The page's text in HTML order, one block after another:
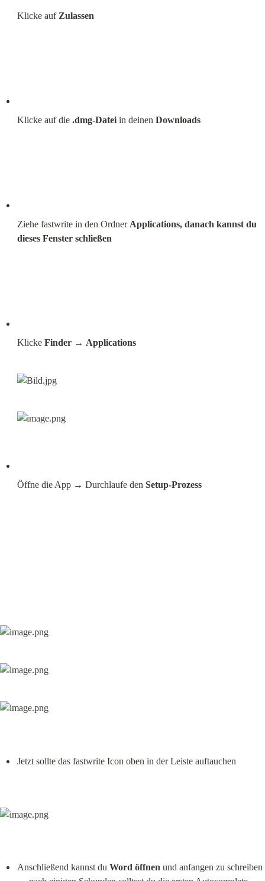
Klicke auf Zulassen
Klicke auf die .dmg‑Datei in deinen Downloads
Ziehe fastwrite in den Ordner Applications, danach kannst du
dieses Fenster schließen
Klicke Finder → Applications
Öffne die App → Durchlaufe den Setup‑Prozess
Jetzt sollte das fastwrite Icon oben in der Leiste auftauchen
Anschließend kannst du Word öffnen und anfangen zu schreiben